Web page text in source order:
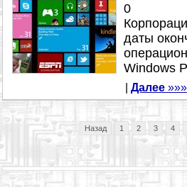
0
даты
Windows
Далее »»»
Назад 1 2 3 4